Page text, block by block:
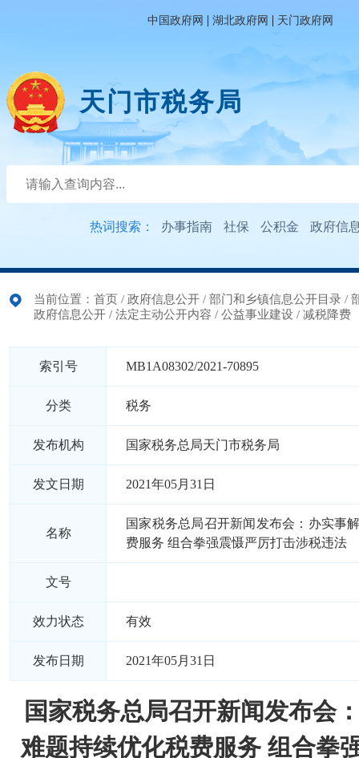
中国政府网 | 湖北政府网 | 天门政府网
天门市税务局
热词搜索： 办事指南 社保 公积金 政府信
当前位置： 首页 / 政府信息公开 / 部门和乡镇信息公开目录 /
政府信息公开 / 法定主动公开内容 / 公益事业建设 / 减税降费
索引号 MB1A08302/2021-70895
分类 税务
发布机构 国家税务总局天门市税务局
发文日期 2021年05月31日
名称
国家税务总局召开新闻发布会：办实事
费服务 组合拳强震慑严厉打击涉税违法
文号
效力状态 有效
发布日期 2021年05月31日
国家税务总局召开新闻发布会
难题持续优化税费服务 组合拳